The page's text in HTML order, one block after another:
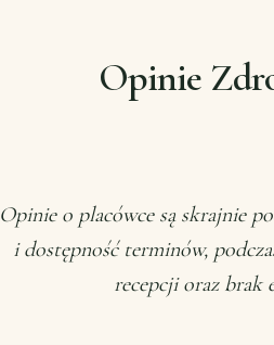
Opinie
Opinie o placówce są skrajnie
i dostępność terminów,
recepcji oraz brak